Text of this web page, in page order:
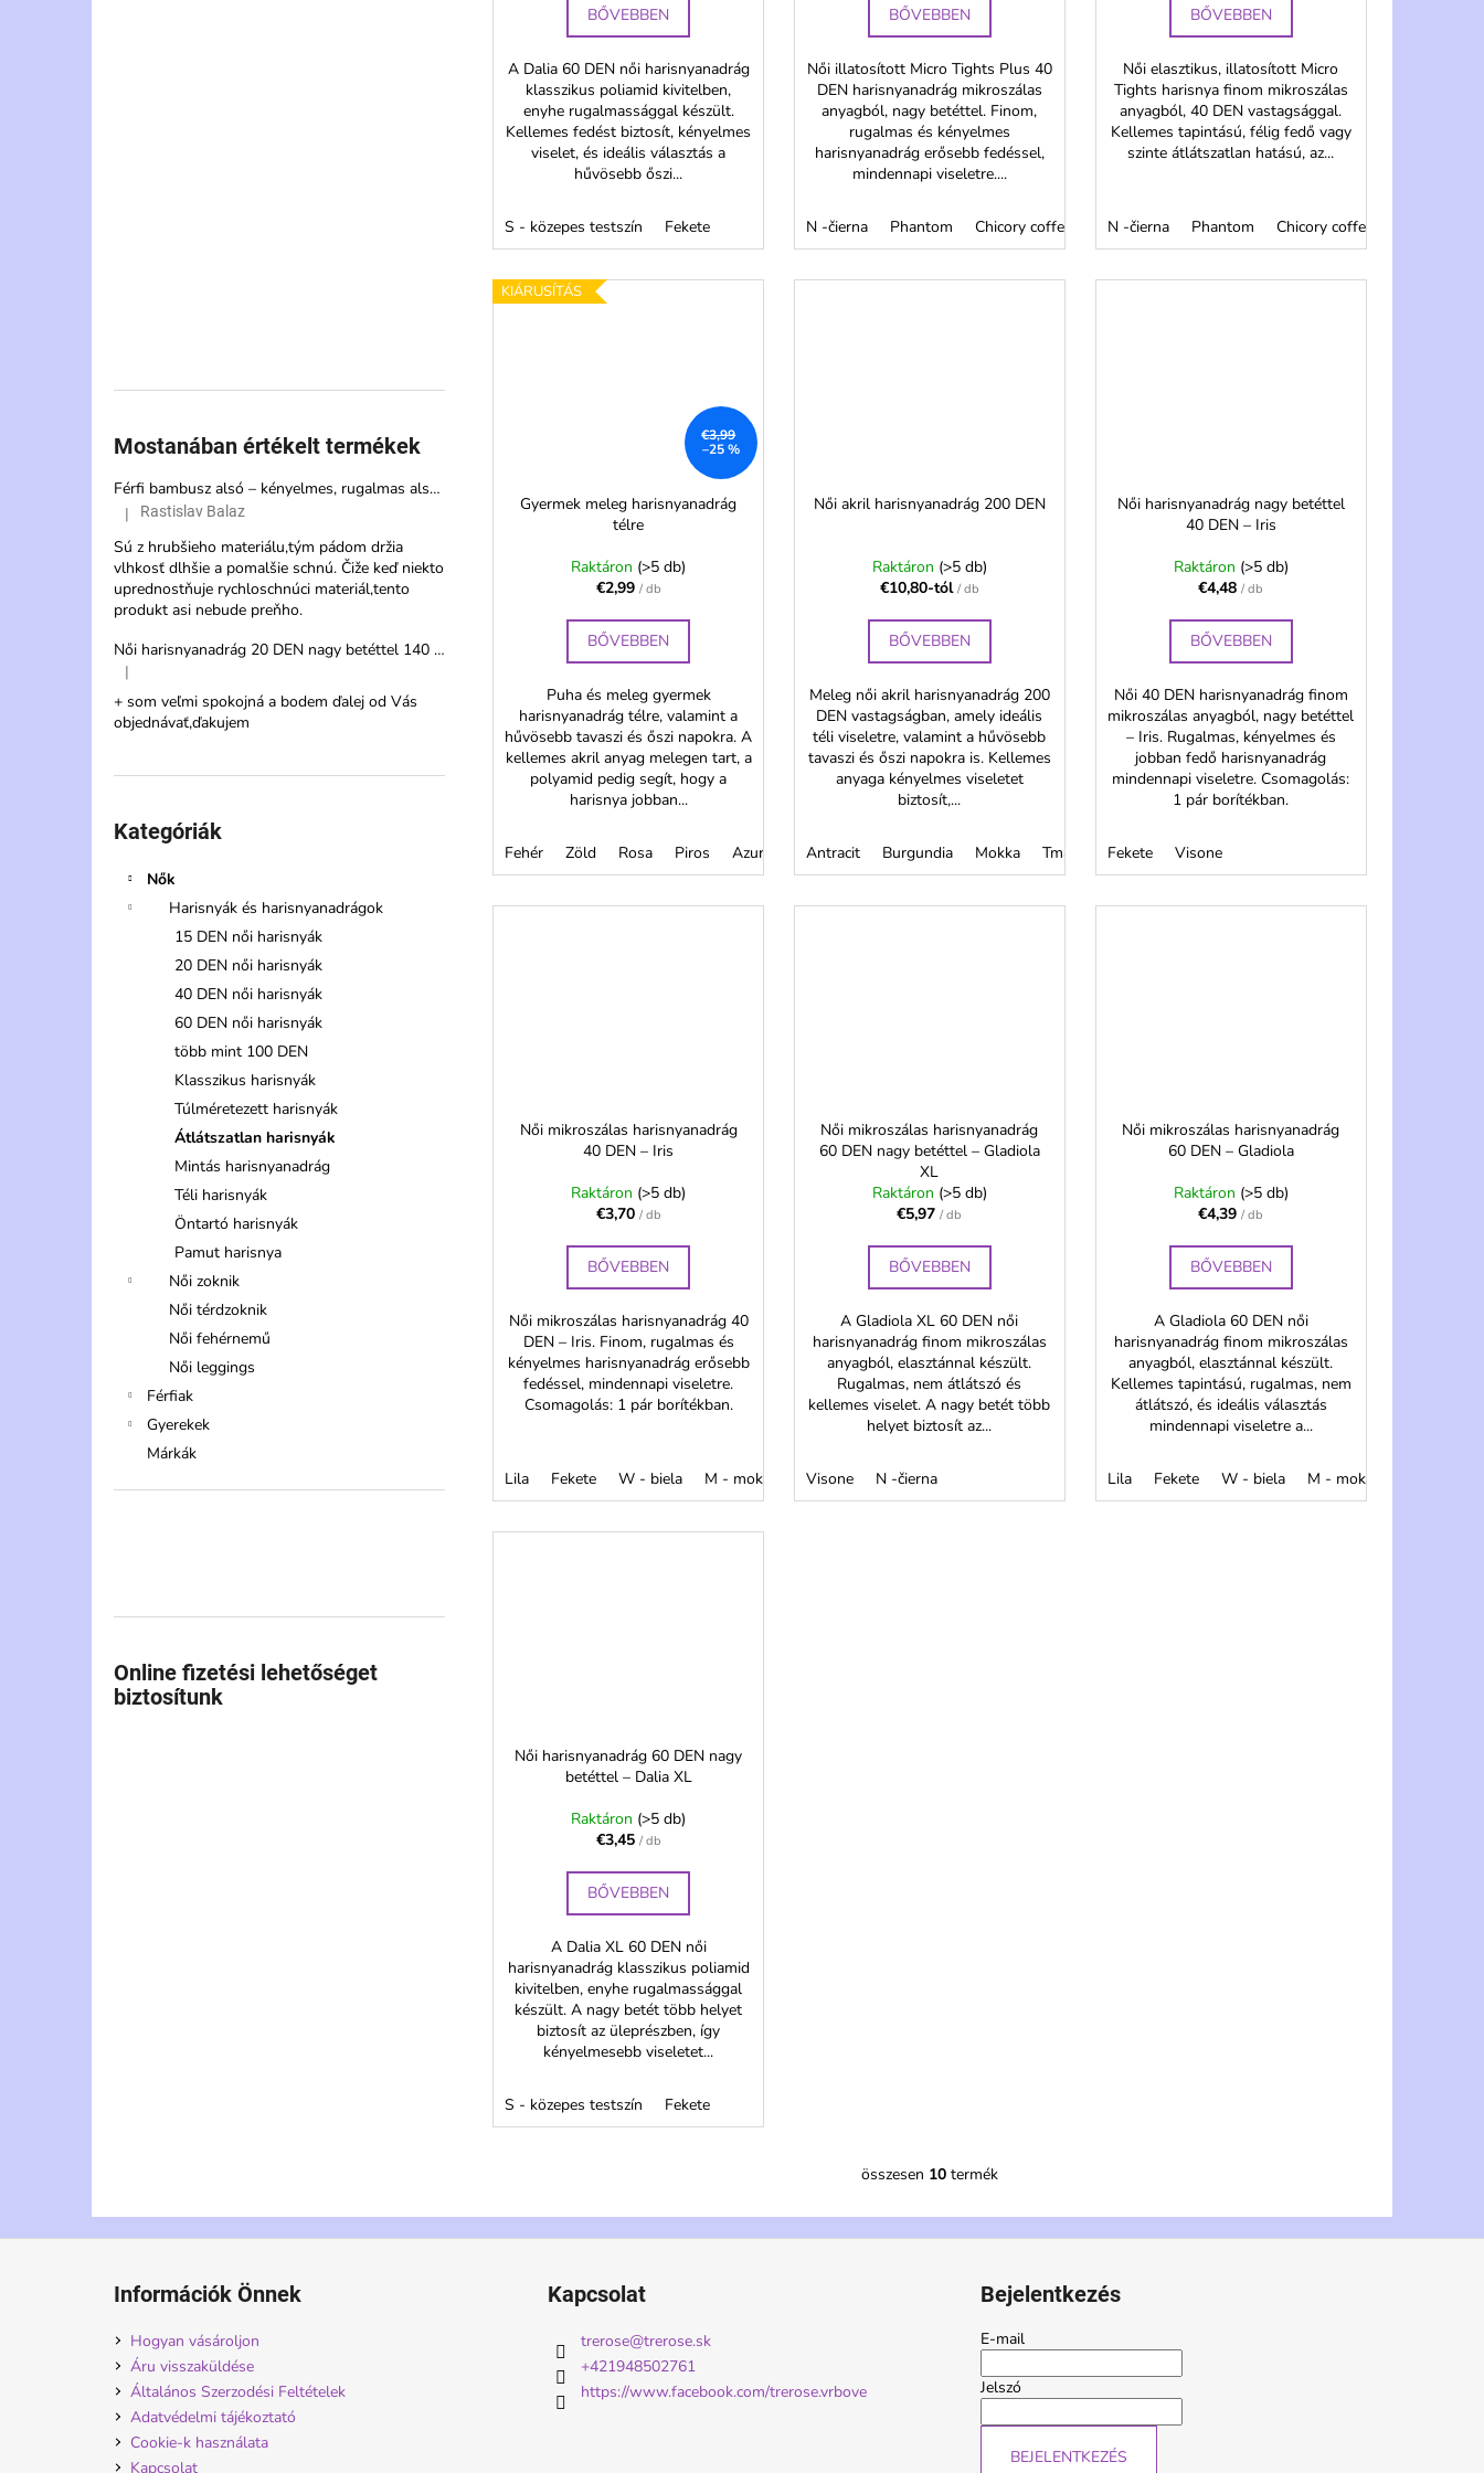
Mostanában értékelt termékek
Férfi bambusz alsó – kényelmes, rugalmas alsónemű magas nedvszívó képességgel
A termék értékelése 5-ből 3 csillag.
| Rastislav Balaz
Sú z hrubšieho materiálu,tým pádom držia
vlhkosť dlhšie a pomalšie schnú. Čiže keď niekto
uprednostňuje rychloschnúci materiál,tento
produkt asi nebude preňho.
Női harisnyanadrág 20 DEN nagy betéttel 140 cm – Veternica Max
A termék értékelése 5-ből 5 csillag.
|
+ som veľmi spokojná a bodem ďalej od Vás
objednávať,ďakujem
átugrása
Kategóriák
Nők
Harisnyák és harisnyanadrágok
15 DEN női harisnyák
20 DEN női harisnyák
40 DEN női harisnyák
60 DEN női harisnyák
több mint 100 DEN
Klasszikus harisnyák
Túlméretezett harisnyák
Átlátszatlan harisnyák
Mintás harisnyanadrág
Téli harisnyák
Öntartó harisnyák
Pamut harisnya
Női zoknik
Női térdzoknik
Női fehérnemű
Női leggings
Férfiak
Gyerekek
Márkák
Online fizetési lehetőséget
biztosítunk
BŐVEBBEN
A Dalia 60 DEN női harisnyanadrág
klasszikus poliamid kivitelben,
enyhe rugalmassággal készült.
Kellemes fedést biztosít, kényelmes
viselet, és ideális választás a
hűvösebb őszi...
S - közepes testszín Fekete
BŐVEBBEN
Női illatosított Micro Tights Plus 40
DEN harisnyanadrág mikroszálas
anyagból, nagy betéttel. Finom,
rugalmas és kényelmes
harisnyanadrág erősebb fedéssel,
mindennapi viseletre....
N -čierna Phantom Chicory coffee Merlot Evening Blue
BŐVEBBEN
Női elasztikus, illatosított Micro
Tights harisnya finom mikroszálas
anyagból, 40 DEN vastagsággal.
Kellemes tapintású, félig fedő vagy
szinte átlátszatlan hatású, az...
N -čierna Phantom Chicory coffee
KIÁRUSÍTÁS
€3,99
–25 %
Gyermek meleg harisnyanadrág
télre
Raktáron (>5 db)
€2,99 / db
BŐVEBBEN
Puha és meleg gyermek
harisnyanadrág télre, valamint a
hűvösebb tavaszi és őszi napokra. A
kellemes akril anyag melegen tart, a
polyamid pedig segít, hogy a
harisnya jobban...
Fehér Zöld Rosa Piros Azurová Smotanová Mokka Tmavá modrá Bézs Bledomodrá
Női akril harisnyanadrág 200 DEN
Raktáron (>5 db)
€10,80-tól / db
BŐVEBBEN
Meleg női akril harisnyanadrág 200
DEN vastagságban, amely ideális
téli viseletre, valamint a hűvösebb
tavaszi és őszi napokra is. Kellemes
anyaga kényelmes viseletet
biztosít,...
Antracit Burgundia Mokka Tmavá zelená - Verde Tmavá modrá
Női harisnyanadrág nagy betéttel
40 DEN – Iris
Raktáron (>5 db)
€4,48/ db
BŐVEBBEN
Női 40 DEN harisnyanadrág finom
mikroszálas anyagból, nagy betéttel
– Iris. Rugalmas, kényelmes és
jobban fedő harisnyanadrág
mindennapi viseletre. Csomagolás:
1 pár borítékban.
Fekete Visone
Női mikroszálas harisnyanadrág
40 DEN – Iris
Raktáron (>5 db)
€3,70 / db
BŐVEBBEN
Női mikroszálas harisnyanadrág 40
DEN – Iris. Finom, rugalmas és
kényelmes harisnyanadrág erősebb
fedéssel, mindennapi viseletre.
Csomagolás: 1 pár borítékban.
Lila Fekete W - biela M - mokka Antracit Visone Burgundia sötétkék
Női mikroszálas harisnyanadrág
60 DEN nagy betéttel – Gladiola
XL
Raktáron (>5 db)
€5,97/ db
BŐVEBBEN
A Gladiola XL 60 DEN női
harisnyanadrág finom mikroszálas
anyagból, elasztánnal készült.
Rugalmas, nem átlátszó és
kellemes viselet. A nagy betét több
helyet biztosít az...
Visone N -čierna
Női mikroszálas harisnyanadrág
60 DEN – Gladiola
Raktáron (>5 db)
€4,39/ db
BŐVEBBEN
A Gladiola 60 DEN női
harisnyanadrág finom mikroszálas
anyagból, elasztánnal készült.
Kellemes tapintású, rugalmas, nem
átlátszó, és ideális választás
mindennapi viseletre a...
Lila Fekete W - biela M - mokka
Női harisnyanadrág 60 DEN nagy
betéttel – Dalia XL
Raktáron (>5 db)
€3,45 / db
BŐVEBBEN
A Dalia XL 60 DEN női
harisnyanadrág klasszikus poliamid
kivitelben, enyhe rugalmassággal
készült. A nagy betét több helyet
biztosít az üleprészben, így
kényelmesebb viseletet...
S - közepes testszín Fekete
L
s
összesen 10 termék
Információk Önnek
Hogyan vásároljon
Áru visszaküldése
Általános Szerzodési Feltételek
Adatvédelmi tájékoztató
Cookie-k használata
Kapcsolat
Kapcsolat
trerose@trerose.sk
+421948502761
https://www.facebook.com/trerose.vrbove
Bejelentkezés
E-mail
Jelszó
BEJELENTKEZÉS